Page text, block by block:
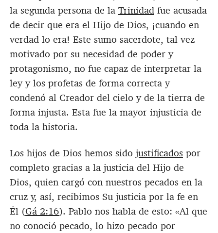
la segunda persona de la Trinidad fue acusada
de decir que era el Hijo de Dios, ¡cuando en
verdad lo era! Este sumo sacerdote, tal vez
motivado por su necesidad de poder y
protagonismo, no fue capaz de interpretar la
ley y los profetas de forma correcta y
condenó al Creador del cielo y de la tierra de
forma injusta. Esta fue la mayor injusticia de
toda la historia.
Los hijos de Dios hemos sido justificados por
completo gracias a la justicia del Hijo de
Dios, quien cargó con nuestros pecados en la
cruz y, así, recibimos Su justicia por la fe en
Él (Gá 2:16). Pablo nos habla de esto: «Al que
no conoció pecado, lo hizo pecado por